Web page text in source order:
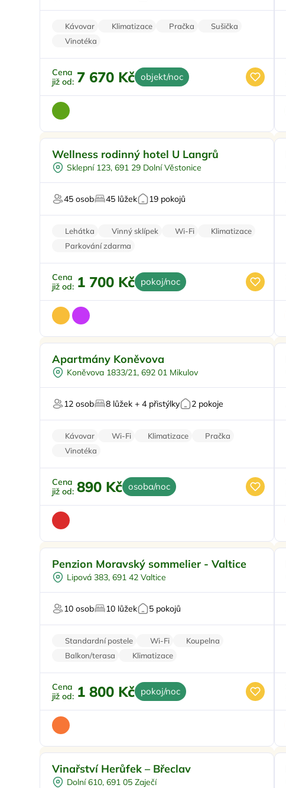
Kávovar Klimatizace Pračka
Sušička
Vinotéka
Cena
již od: 7 670 Kč objekt/noc
Polopenze
Vířivka
Pro milovníky vína
Doporučujeme
Wellness rodinný hotel U Langrů
Sklepní 123, 691 29 Dolní Věstonice
45 osob 45 lůžek 19 pokojů
Lehátka Vinný sklípek Wi-Fi
Klimatizace
Parkování zdarma
Cena
již od: 1 700 Kč pokoj/noc
Vinný sklípek
Pro turisty
Apartmány Koněvova
Koněvova 1833/21, 692 01 Mikulov
12 osob 8 lůžek + 4 přistýlky 2 pokoje
Kávovar Wi-Fi Klimatizace
Pračka
Vinotéka
Cena
již od: 890 Kč osoba/noc
Vinný sklípek
Restaurace
Penzion Moravský sommelier - Valtice
Lipová 383, 691 42 Valtice
10 osob 10 lůžek 5 pokojů
Standardní postele Wi-Fi
Koupelna
Balkon/terasa
Klimatizace
Cena
již od: 1 800 Kč pokoj/noc
Vinný sklípek
Vinařství Herůfek – Břeclav
Dolní 610, 691 05 Zaječí